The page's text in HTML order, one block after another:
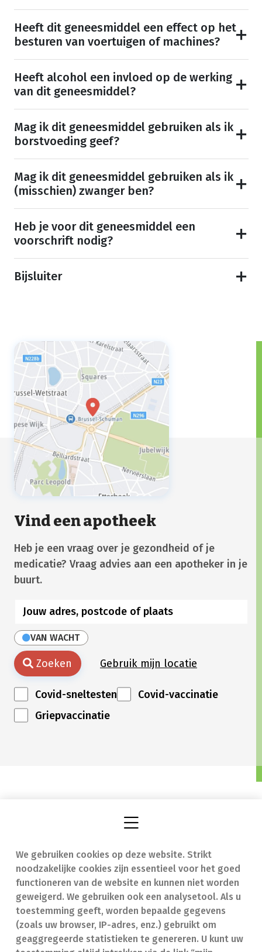
We gebruiken cookies op deze website. Strikt
noodzakelijke cookies zijn essentieel voor het goed
functioneren van de website en kunnen niet worden
geweigerd. We gebruiken ook een analysetool. Als u
toestemming geeft, worden bepaalde gegevens
(zoals uw browser, IP-adres, enz.) gebruikt om
geaggregeerde statistieken te genereren. U kunt uw
Heeft dit geneesmiddel een effect op het
besturen van voertuigen of machines?
Heeft alcohol een invloed op de werking
van dit geneesmiddel?
Mag ik dit geneesmiddel gebruiken als ik
borstvoeding geef?
Mag ik dit geneesmiddel gebruiken als ik
(misschien) zwanger ben?
Heb je voor dit geneesmiddel een
voorschrift nodig?
Bijsluiter
Vind een apotheek
Heb je een vraag over je gezondheid of je
medicatie? Vraag advies aan een apotheker in je
buurt.
VAN WACHT
Zoeken Gebruik mijn locatie
Covid-sneltesten
Covid-vaccinatie
Griepvaccinatie
Vind een apotheek
Onze expertise
Ziekten
Geneesmiddelen
In geval van nood
Contact
Veelgestelde vragen
(FAQ)